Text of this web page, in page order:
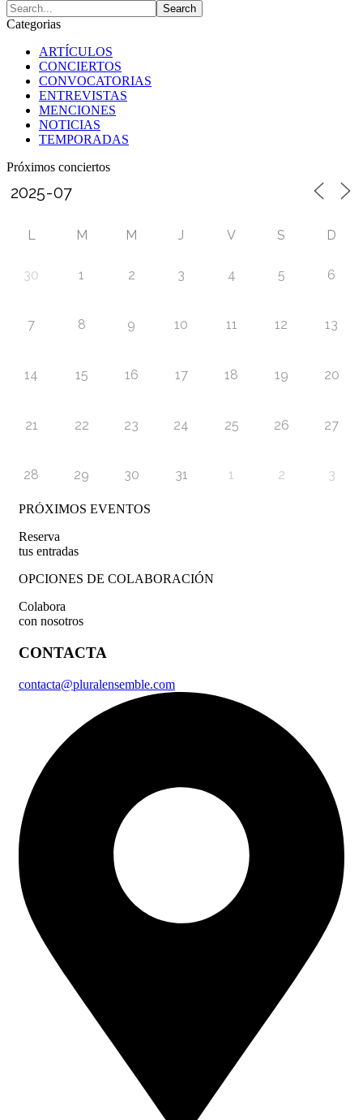
Categorias
ARTÍCULOS
CONCIERTOS
CONVOCATORIAS
ENTREVISTAS
MENCIONES
NOTICIAS
TEMPORADAS
Próximos conciertos
L M M J V S D
30 1 2 3 4 5 6
7 8 9 10 11 12 13
14 15 16 17 18 19 20
21 22 23 24 25 26 27
28 29 30 31 1 2 3
PRÓXIMOS EVENTOS
Reserva
tus entradas
OPCIONES DE COLABORACIÓN
Colabora
con nosotros
CONTACTA
contacta@pluralensemble.com